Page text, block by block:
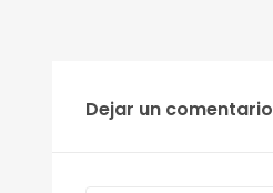
Dejar un comentario